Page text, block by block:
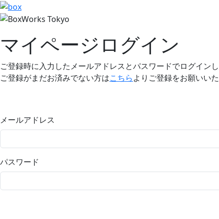
マイページログイン
ご登録時に入力したメールアドレスとパスワードでログイン
ご登録がまだお済みでない方はこちらよりご登録をお願いい
メールアドレス
パスワード